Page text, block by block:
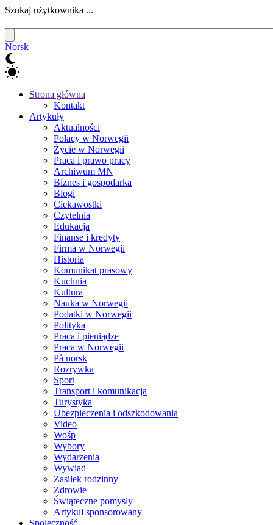
Szukaj użytkownika ...
Norsk
Strona główna
Kontakt
Artykuły
Aktualności
Polacy w Norwegii
Życie w Norwegii
Praca i prawo pracy
Archiwum MN
Biznes i gospodarka
Blogi
Ciekawostki
Czytelnia
Edukacja
Finanse i kredyty
Firma w Norwegii
Historia
Komunikat prasowy
Kuchnia
Kultura
Nauka w Norwegii
Podatki w Norwegii
Polityka
Praca i pieniądze
Praca w Norwegii
På norsk
Rozrywka
Sport
Transport i komunikacja
Turystyka
Ubezpieczenia i odszkodowania
Video
Wośp
Wybory
Wydarzenia
Wywiad
Zasiłek rodzinny
Zdrowie
Świąteczne pomysły
Artykuł sponsorowany
Społeczność